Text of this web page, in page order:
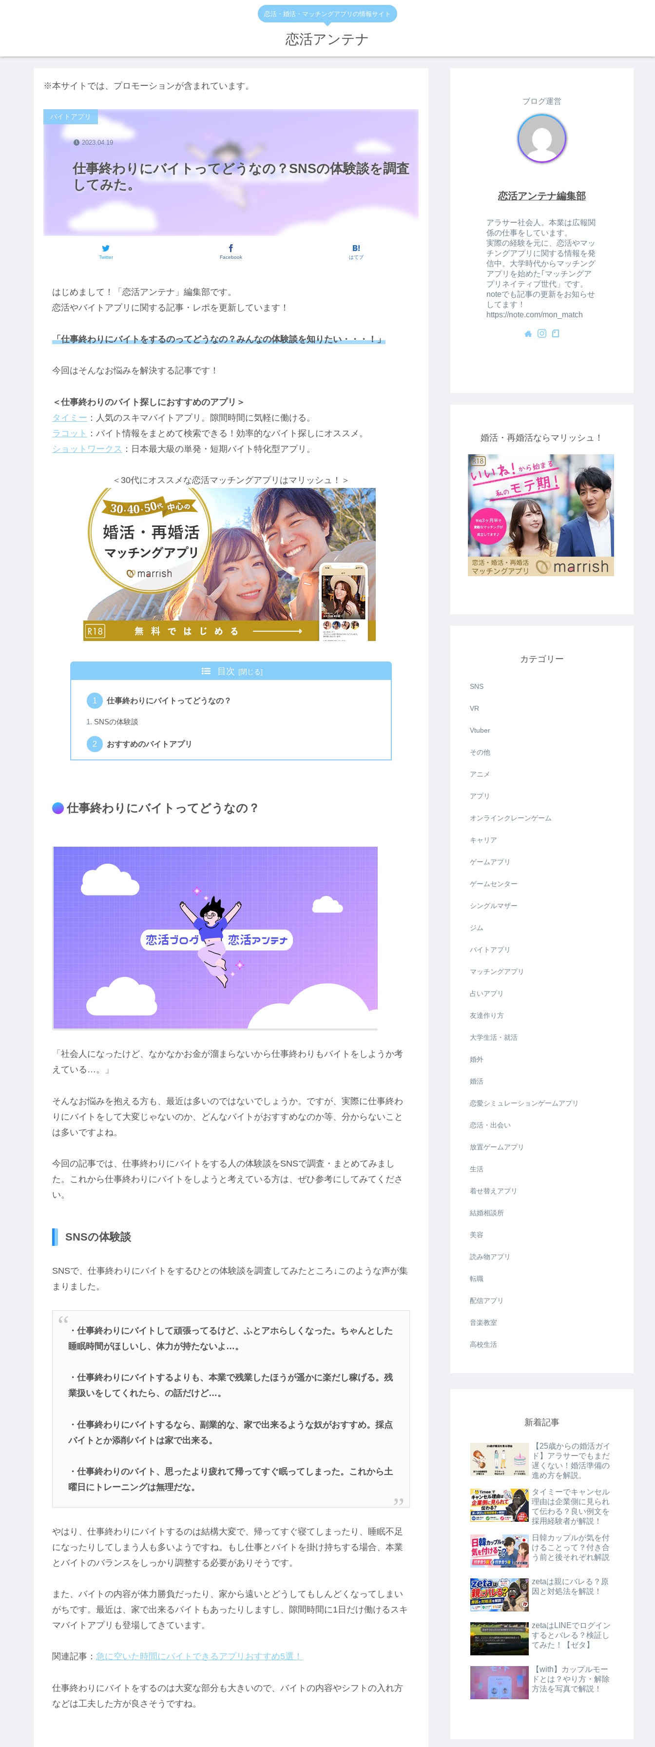
恋活・婚活・マッチングアプリの情報サイト
恋活アンテナ
※本サイトでは、プロモーションが含まれています。
仕事終わりにバイトってどうなの？SNSの体験談を調査
してみた。
バイトアプリ
Twitter Facebook はてブ
2023.04.19
はじめまして！「恋活アンテナ」編集部です。
恋活やバイトアプリに関する記事・レポを更新しています！
「仕事終わりにバイトをするのってどうなの？みんなの体験談を知りたい・・・！」
今回はそんなお悩みを解決する記事です！
＜仕事終わりのバイト探しにおすすめのアプリ＞
タイミー ：人気のスキマバイトアプリ。隙間時間に気軽に働ける。
ラコット ：バイト情報をまとめて検索できる！効率的なバイト探しにオススメ。
ショットワークス ：日本最大級の単発・短期バイト特化型アプリ。
＜30代にオススメな恋活マッチングアプリはマリッシュ！＞
目次
仕事終わりにバイトってどうなの？
SNSの体験談
おすすめのバイトアプリ
仕事終わりにバイトってどうなの？
「社会人になったけど、なかなかお金が溜まらないから仕事終わりもバイトをしようか考
えている…。」
そんなお悩みを抱える方も、最近は多いのではないでしょうか。ですが、実際に仕事終わ
りにバイトをして大変じゃないのか、どんなバイトがおすすめなのか等、分からないこと
は多いですよね。
今回の記事では、仕事終わりにバイトをする人の体験談をSNSで調査・まとめてみまし
た。これから仕事終わりにバイトをしようと考えている方は、ぜひ参考にしてみてくださ
い。
SNSの体験談
SNSで、仕事終わりにバイトをするひとの体験談を調査してみたところ↓このような声が集
まりました。
・仕事終わりにバイトして頑張ってるけど、ふとアホらしくなった。ちゃんとした
睡眠時間がほしいし、体力が持たないよ…。
・仕事終わりにバイトするよりも、本業で残業したほうが遥かに楽だし稼げる。残
業扱いをしてくれたら、の話だけど…。
・仕事終わりにバイトするなら、副業的な、家で出来るような奴がおすすめ。採点
バイトとか添削バイトは家で出来る。
・仕事終わりのバイト、思ったより疲れて帰ってすぐ眠ってしまった。これから土
曜日にトレーニングは無理だな。
やはり、仕事終わりにバイトするのは結構大変で、帰ってすぐ寝てしまったり、睡眠不足
になったりしてしまう人も多いようですね。もし仕事とバイトを掛け持ちする場合、本業
とバイトのバランスをしっかり調整する必要がありそうです。
また、バイトの内容が体力勝負だったり、家から遠いとどうしてもしんどくなってしまい
がちです。最近は、家で出来るバイトもあったりしますし、隙間時間に1日だけ働けるスキ
マバイトアプリも登場してきています。
関連記事： 急に空いた時間にバイトできるアプリおすすめ5選！
仕事終わりにバイトをするのは大変な部分も大きいので、バイトの内容やシフトの入れ方
などは工夫した方が良さそうですね。
ブログ運営
恋活アンテナ編集部
アラサー社会人。本業は広報関
係の仕事をしています。
実際の経験を元に、恋活やマッ
チングアプリに関する情報を発
信中。大学時代からマッチング
アプリを始めた｢マッチングア
プリネイティブ世代」です。
noteでも記事の更新をお知らせ
してます！
https://note.com/mon_match
婚活・再婚活ならマリッシュ！
カテゴリー
SNS
VR
Vtuber
その他
アニメ
アプリ
オンラインクレーンゲーム
キャリア
ゲームアプリ
ゲームセンター
シングルマザー
ジム
バイトアプリ
マッチングアプリ
占いアプリ
友達作り方
大学生活・就活
婚外
婚活
恋愛シミュレーションゲームアプリ
恋活・出会い
放置ゲームアプリ
生活
着せ替えアプリ
結婚相談所
美容
読み物アプリ
転職
配信アプリ
音楽教室
高校生活
新着記事
【25歳からの婚活ガイ
ド】アラサーでもまだ
遅くない！婚活準備の
進め方を解説。
タイミーでキャンセル
理由は企業側に見られ
て伝わる？良い例文を
採用経験者が解説！
日韓カップルが気を付
けることって？付き合
う前と後それぞれ解説
zetaは親にバレる？原
因と対処法を解説！
zetaはLINEでログイン
するとバレる？検証し
てみた！【ゼタ】
【with】カップルモー
ドとは？やり方・解除
方法を写真で解説！